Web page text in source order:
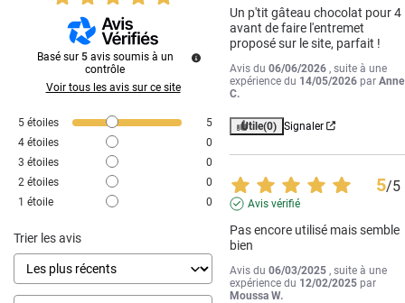
Basé sur 5 avis soumis à un
contrôle
Voir tous les avis sur ce site
5 étoiles
5
4 étoiles
0
3 étoiles
0
2 étoiles
0
1 étoile 0
Trier les avis
Un p'tit gâteau chocolat pour 4
avant de faire l'entremet
proposé sur le site, parfait !
Avis du06/06/2026 , suite à une
expérience du 14/05/2026 parAnne
C.
Utile(0) Signaler
5/5
Avis vérifié
Pas encore utilisé mais semble
bien
Avis du06/03/2025 , suite à une
expérience du 12/02/2025 par
Moussa W.